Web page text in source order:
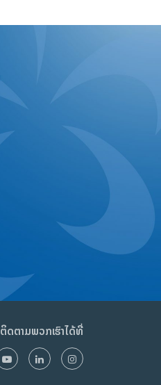
ຕິດຕາມພວກເຮົາໄດ້ທີ່